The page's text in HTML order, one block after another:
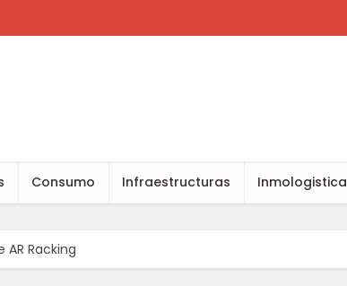
Consumo Infraestructuras Inmologistica
Racking